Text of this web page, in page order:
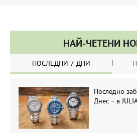
НАЙ-ЧЕТЕНИ
ПОСЛЕДНИ 7 ДНИ
Последно
Днес – в